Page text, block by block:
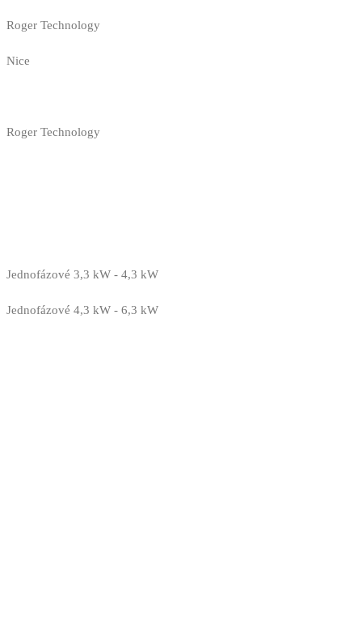
Roger Technology
Nice
Roger Technology
Jednofázové 3,3 kW - 4,3 kW
Jednofázové 4,3 kW - 6,3 kW